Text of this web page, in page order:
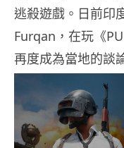
逃殺遊戲。日前印
Furqan，在玩《
再度成為當地的談